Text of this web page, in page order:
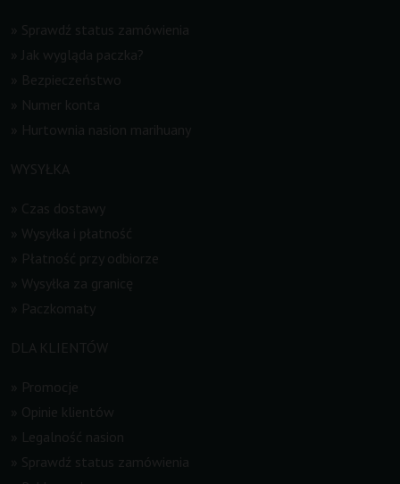
Sprawdź status zamówienia
Jak wygląda paczka?
Bezpieczeństwo
Numer konta
Hurtownia nasion marihuany
WYSYŁKA
Czas dostawy
Wysyłka i płatność
Płatność przy odbiorze
Wysyłka za granicę
Paczkomaty
DLA KLIENTÓW
Promocje
Opinie klientów
Legalność nasion
Sprawdź status zamówienia